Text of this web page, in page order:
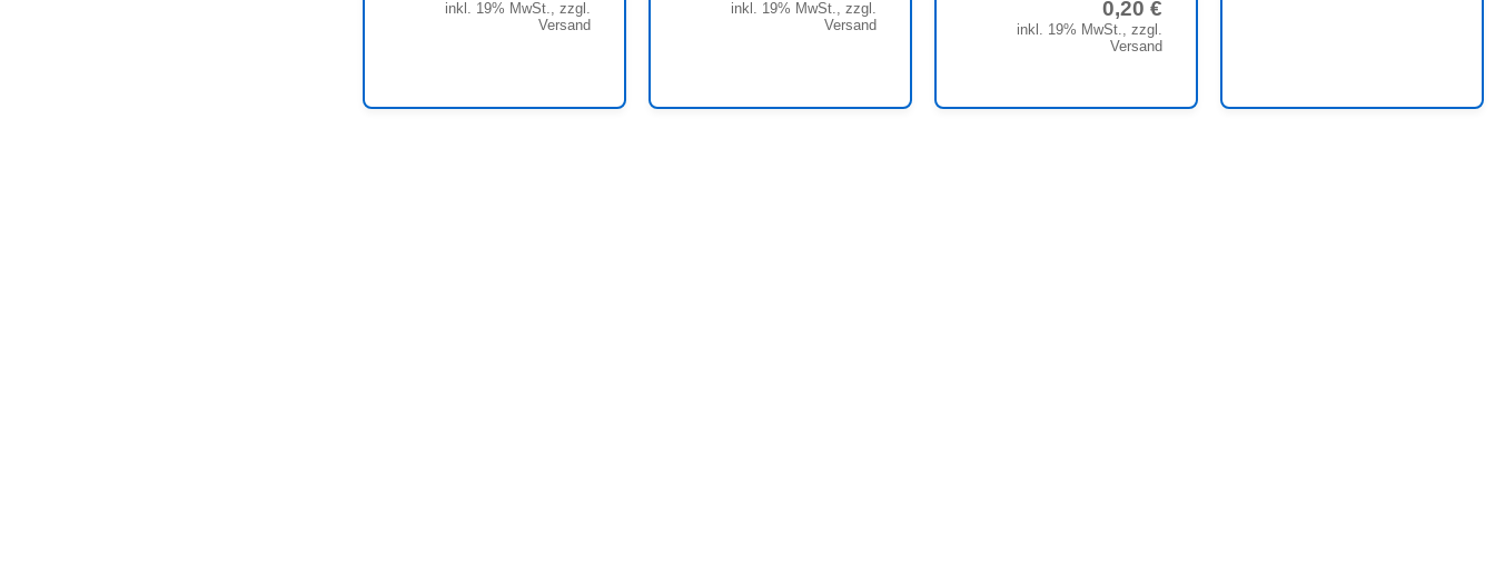
inkl. 19% MwSt., zzgl.
Versand
inkl. 19% MwSt., zzgl.
Versand
0,20 €
inkl. 19% MwSt., zzgl.
Versand